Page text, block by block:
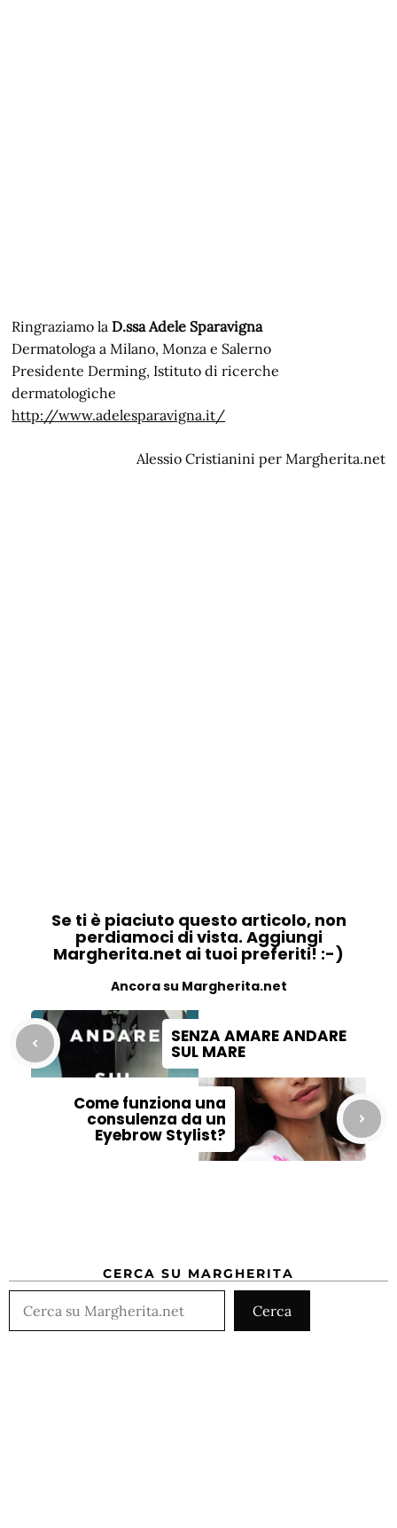
Ringraziamo laD.ssa Adele Sparavigna
Dermatologa a Milano, Monza e Salerno
Presidente Derming, Istituto di ricerche
dermatologiche
http://www.adelesparavigna.it/
Alessio Cristianini per Margherita.net
Se ti è piaciuto questo articolo, non
perdiamoci di vista. Aggiungi
Margherita.net ai tuoi preferiti! :-)
Ancora su Margherita.net
SENZA AMARE ANDARE
SUL MARE
Come funziona una
consulenza da un
Eyebrow Stylist?
CERCA SU MARGHERITA
Cerca